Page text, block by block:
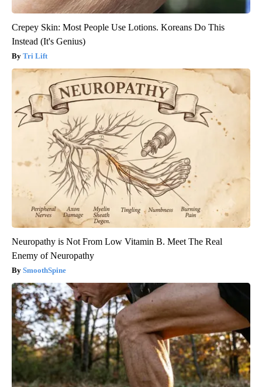
Crepey Skin: Most People Use Lotions. Koreans Do This
Instead (It's Genius)
Tri Lift
Neuropathy is Not From Low Vitamin B. Meet The Real
Enemy of Neuropathy
SmoothSpine